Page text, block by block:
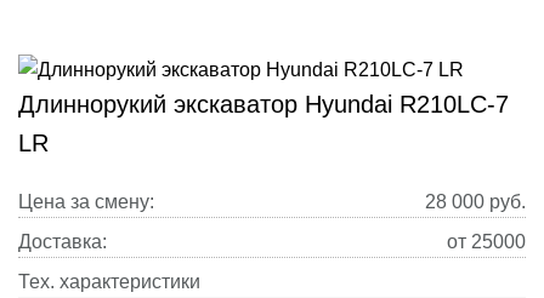
Длиннорукий экскаватор Hyundai R210LC-7
LR
Цена за смену: 28 000 руб.
Доставка:
от 25000
Тех. характеристики